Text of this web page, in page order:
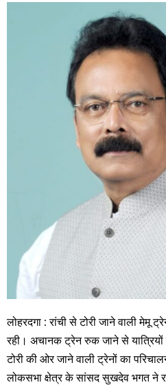
लोहरदगा : रांची से टोरी जाने वाली
रही। अचानक ट्रेन रुक जाने से यात्रियों
टोरी की ओर जाने वाली ट्रेनों का
लोकसभा क्षेत्र के सांसद सुखदेव भगत ने